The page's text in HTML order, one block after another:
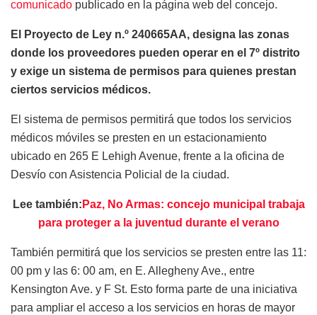
comunicado publicado en la página web del concejo.
El Proyecto de Ley n.º 240665AA, designa las zonas
donde los proveedores pueden operar en el 7º distrito
y exige un sistema de permisos para quienes prestan
ciertos servicios médicos.
El sistema de permisos permitirá que todos los servicios
médicos móviles se presten en un estacionamiento
ubicado en 265 E Lehigh Avenue, frente a la oficina de
Desvío con Asistencia Policial de la ciudad.
Lee también: Paz, No Armas: concejo municipal trabaja
para proteger a la juventud durante el verano
También permitirá que los servicios se presten entre las 11:
00 pm y las 6: 00 am, en E. Allegheny Ave., entre
Kensington Ave. y F St. Esto forma parte de una iniciativa
para ampliar el acceso a los servicios en horas de mayor